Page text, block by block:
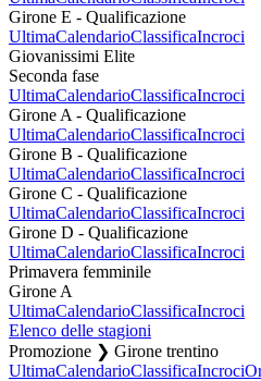
Girone E - Qualificazione
UltimaCalendarioClassificaIncroci
Giovanissimi Elite
Seconda fase
UltimaCalendarioClassificaIncroci
Girone A - Qualificazione
UltimaCalendarioClassificaIncroci
Girone B - Qualificazione
UltimaCalendarioClassificaIncroci
Girone C - Qualificazione
UltimaCalendarioClassificaIncroci
Girone D - Qualificazione
UltimaCalendarioClassificaIncroci
Primavera femminile
Girone A
UltimaCalendarioClassificaIncroci
Elenco delle stagioni
Promozione ❯ Girone trentino
UltimaCalendarioClassificaIncroci